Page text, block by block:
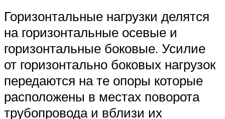
Горизонтальные нагрузки делятся
на горизонтальные осевые и
горизонтальные боковые. Усилие
от горизонтально боковых нагрузок
передаются на те опоры которые
расположены в местах поворота
трубопровода и вблизи их